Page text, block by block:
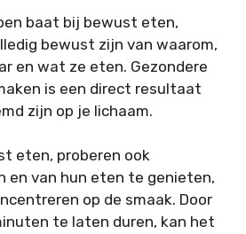
baat bij bewust eten,
bewust zijn van waarom,
en wat ze eten. Gezondere
is een direct resultaat
zijn op je lichaam.
eten, proberen ook
en van hun eten te genieten,
op de smaak. Door
te laten duren, kan het